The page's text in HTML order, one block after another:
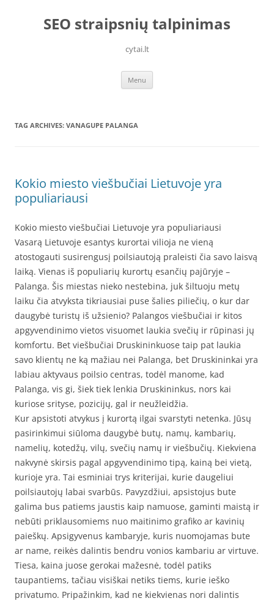
contentSEO straipsnių talpinimas
cytai.lt
Menu
TAG ARCHIVES: VANAGUPE PALANGA
Kokio miesto viešbučiai Lietuvoje yra
populiariausi
Kokio miesto viešbučiai Lietuvoje yra populiariausi
Vasarą Lietuvoje esantys kurortai vilioja ne vieną
atostogauti susirengusį poilsiautoją praleisti čia savo laisvą
laiką. Vienas iš populiarių kurortų esančių pajūryje –
Palanga. Šis miestas nieko nestebina, juk šiltuoju metų
laiku čia atvyksta tikriausiai puse šalies piliečių, o kur dar
daugybė turistų iš užsienio? Palangos viešbučiai ir kitos
apgyvendinimo vietos visuomet laukia svečių ir rūpinasi jų
komfortu. Bet viešbučiai Druskininkuose taip pat laukia
savo klientų ne ką mažiau nei Palanga, bet Druskininkai yra
labiau aktyvaus poilsio centras, todėl manome, kad
Palanga, vis gi, šiek tiek lenkia Druskininkus, nors kai
kuriose srityse, pozicijų, gal ir neužleidžia.
Kur apsistoti atvykus į kurortą ilgai svarstyti netenka. Jūsų
pasirinkimui siūloma daugybė butų, namų, kambarių,
namelių, kotedžų, vilų, svečių namų ir viešbučių. Kiekviena
nakvynė skirsis pagal apgyvendinimo tipą, kainą bei vietą,
kurioje yra. Tai esminiai trys kriterijai, kurie daugeliui
poilsiautojų labai svarbūs. Pavyzdžiui, apsistojus bute
galima bus patiems jaustis kaip namuose, gaminti maistą ir
nebūti priklausomiems nuo maitinimo grafiko ar kavinių
paieškų. Apsigyvenus kambaryje, kuris nuomojamas bute
ar name, reikės dalintis bendru vonios kambariu ar virtuve.
Tiesa, kaina juose gerokai mažesnė, todėl patiks
taupantiems, tačiau visiškai netiks tiems, kurie ieško
privatumo. Pripažinkim, kad ne kiekvienas nori dalintis